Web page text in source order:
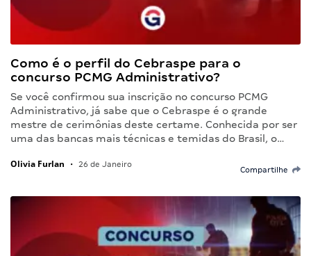
Como é o perfil do Cebraspe para o
concurso PCMG Administrativo?
Se você confirmou sua inscrição no concurso PCMG
Administrativo, já sabe que o Cebraspe é o grande
mestre de cerimônias deste certame. Conhecida por ser
uma das bancas mais técnicas e temidas do Brasil, o…
Olivia Furlan • 26 de Janeiro
Compartilhe